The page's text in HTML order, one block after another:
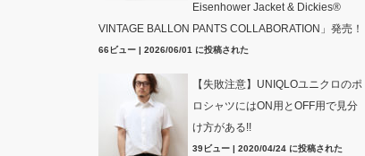
Eisenhower Jacket & Dickies®
VINTAGE BALLON PANTS COLLABORATION」発売！
66ビュー| 2026/06/01 に投稿された
【失敗注意】UNIQLOユニクロのポ
ロシャツにはON用とOFF用で見分
け方がある!!
39ビュー| 2020/04/24 に投稿された